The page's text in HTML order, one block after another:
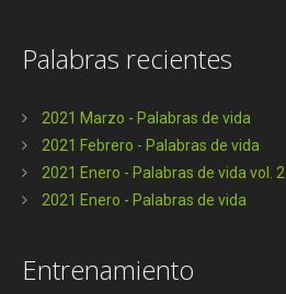
Palabras recientes
2021 Marzo - Palabras de vida
2021 Febrero - Palabras de vida
2021 Enero - Palabras de vida vol. 2
2021 Enero - Palabras de vida
Entrenamiento